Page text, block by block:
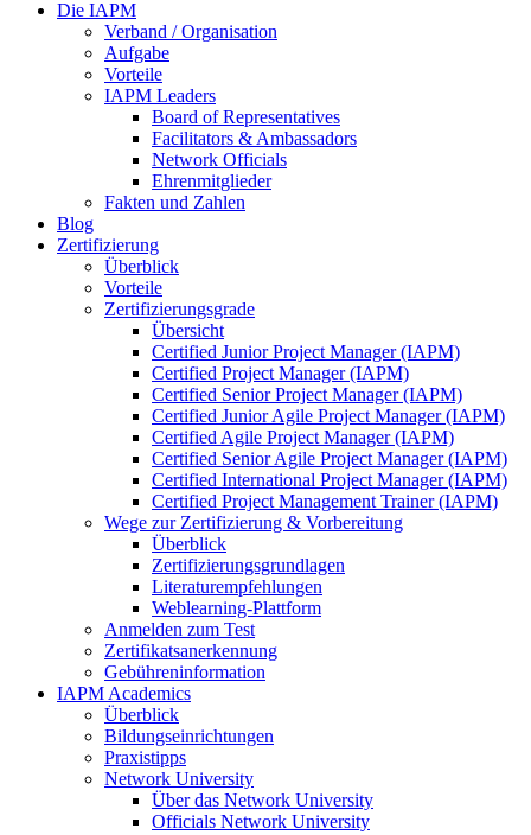
Die IAPM
Verband / Organisation
Aufgabe
Vorteile
IAPM Leaders
Board of Representatives
Facilitators & Ambassadors
Network Officials
Ehrenmitglieder
Fakten und Zahlen
Blog
Zertifizierung
Überblick
Vorteile
Zertifizierungsgrade
Übersicht
Certified Junior Project Manager (IAPM)
Certified Project Manager (IAPM)
Certified Senior Project Manager (IAPM)
Certified Junior Agile Project Manager (IAPM)
Certified Agile Project Manager (IAPM)
Certified Senior Agile Project Manager (IAPM)
Certified International Project Manager (IAPM)
Certified Project Management Trainer (IAPM)
Wege zur Zertifizierung & Vorbereitung
Überblick
Zertifizierungsgrundlagen
Literaturempfehlungen
Weblearning-Plattform
Anmelden zum Test
Zertifikatsanerkennung
Gebühreninformation
IAPM Academics
Überblick
Bildungseinrichtungen
Praxistipps
Network University
Über das Network University
Officials Network University